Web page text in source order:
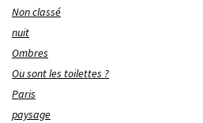
Non classé
nuit
Ombres
Ou sont les toilettes ?
Paris
paysage